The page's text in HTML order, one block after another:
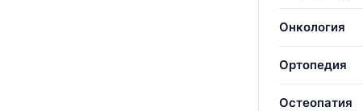
Онкология
Ортопедия
Остеопатия